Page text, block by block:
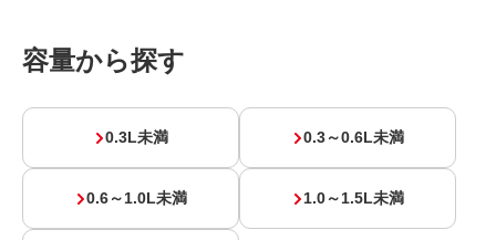
容量から探す
0.3L未満 0.3～0.6L未満
0.6～1.0L未満 1.0～1.5L未満